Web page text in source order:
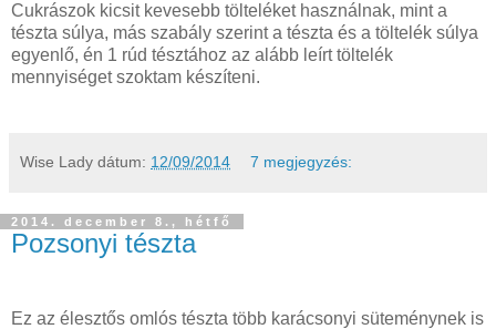
Cukrászok kicsit kevesebb tölteléket használnak, mint a
tészta súlya, más szabály szerint a tészta és a töltelék súlya
egyenlő, én 1 rúd tésztához az alább leírt töltelék
mennyiséget szoktam készíteni.
Wise Lady dátum: 12/09/2014 7 megjegyzés:
2014. december 8., hétfő
Pozsonyi tészta
Ez az élesztős omlós tészta több karácsonyi süteménynek is